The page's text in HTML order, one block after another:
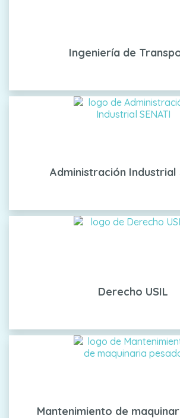
Ingeniería de
Administración Industrial
Derecho USIL
Mantenimiento de